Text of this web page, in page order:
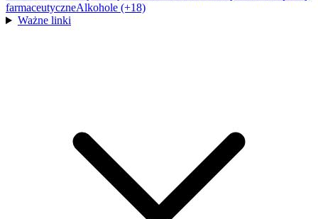
farmaceutyczneAlkohole (+18)
Ważne linki